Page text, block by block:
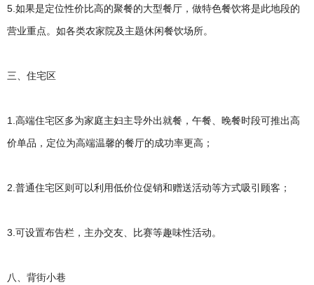
5.如果是定位性价比高的聚餐的大型餐厅，做特色餐饮将是此地段的
营业重点。如各类农家院及主题休闲餐饮场所。
三、住宅区
1.高端住宅区多为家庭主妇主导外出就餐，午餐、晚餐时段可推出高
价单品，定位为高端温馨的餐厅的成功率更高；
2.普通住宅区则可以利用低价位促销和赠送活动等方式吸引顾客；
3.可设置布告栏，主办交友、比赛等趣味性活动。
八、背街小巷